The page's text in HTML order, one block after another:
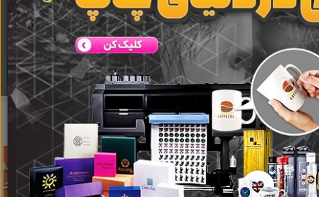
برنامه اندروید تبلیغ شو
مرجع نیازمندیها و تبلیغات اینترنتی
دانلود
تبلیغ شو تایل سقفی نتایج جستجو برای برچسبتایل سقفی